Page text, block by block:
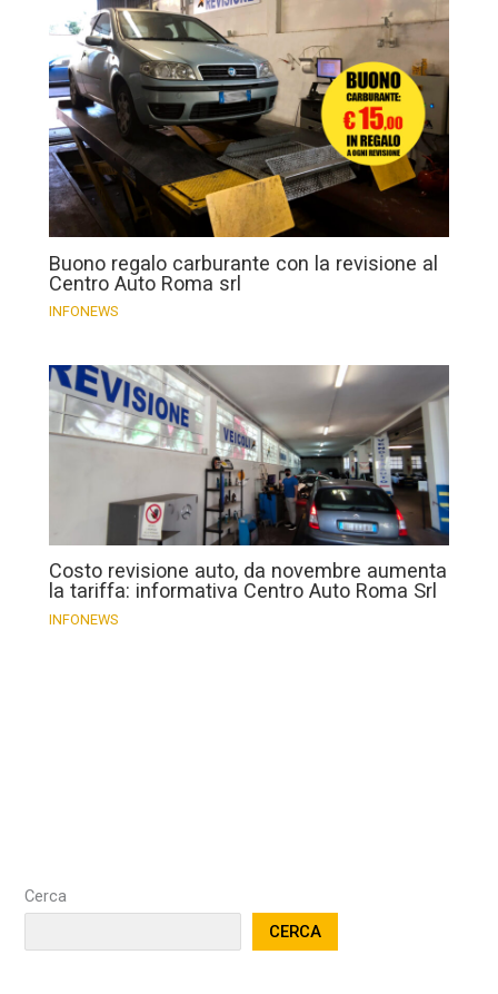
Buono regalo carburante con la revisione al
Centro Auto Roma srl
INFONEWS
Costo revisione auto, da novembre aumenta
la tariffa: informativa Centro Auto Roma Srl
INFONEWS
Cerca
CERCA